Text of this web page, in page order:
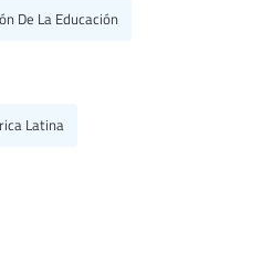
De La Educación
Latina